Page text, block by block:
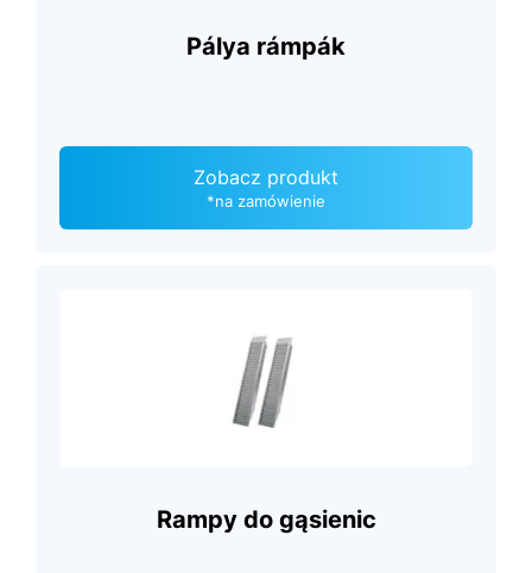
Pálya rámpák
Zobacz produkt
*na zamówienie
Rampy do gąsienic